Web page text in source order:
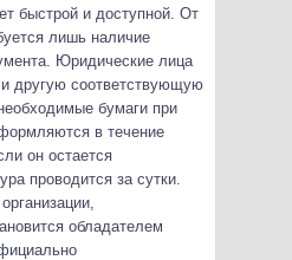
быстрой и доступной. От
лишь наличие
Юридические лица
другую соответствующую
бумаги при
в течение
он остается
проводится за сутки.
обладателем